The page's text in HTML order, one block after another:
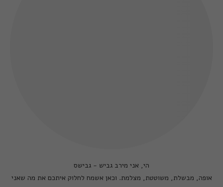
הי, אני מירב גביש - גבישס
אופה, מבשלת, משוטטת, מצלמת. וכאן אשמח לחלוק איתכם את מה שאני